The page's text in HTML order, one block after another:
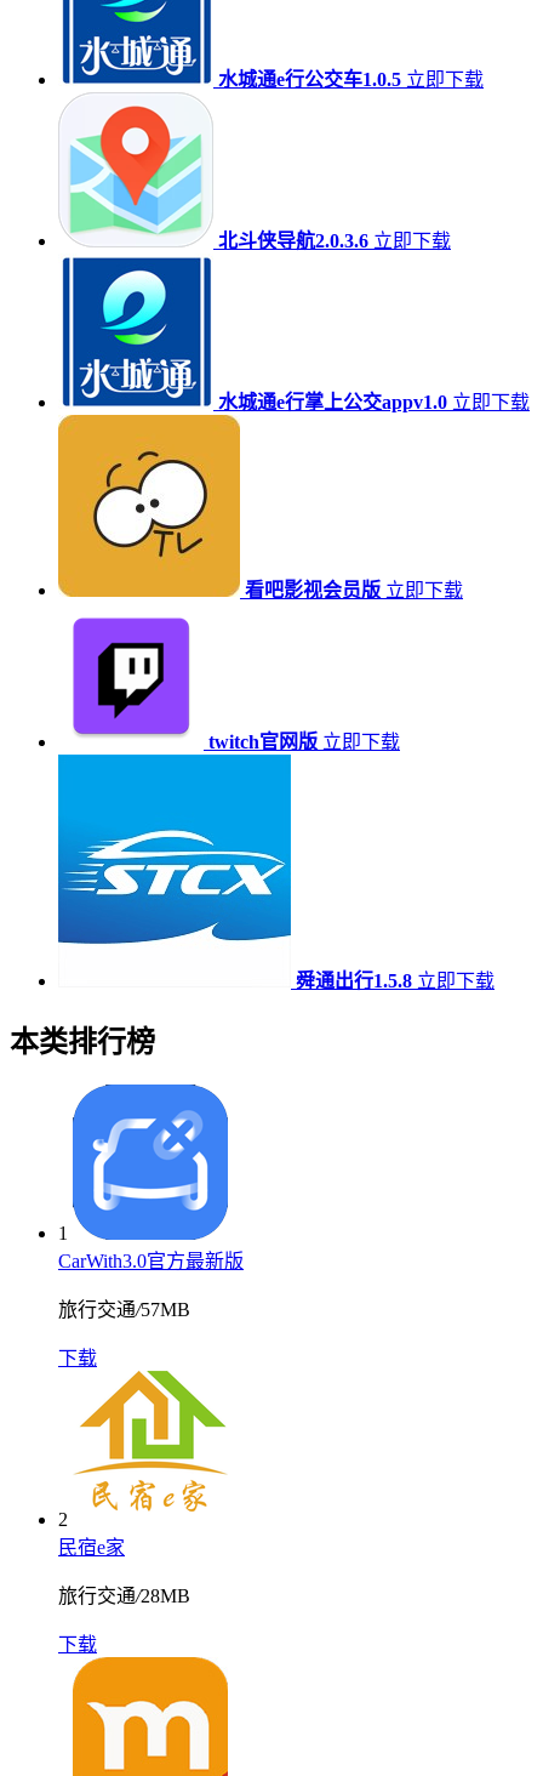
水城通e行公交车1.0.5 立即下载
北斗侠导航2.0.3.6 立即下载
水城通e行掌上公交appv1.0 立即下载
看吧影视会员版 立即下载
twitch官网版 立即下载
舜通出行1.5.8 立即下载
本类排行榜
1
CarWith3.0官方最新版
旅行交通/57MB
下载
2
民宿e家
旅行交通/28MB
下载